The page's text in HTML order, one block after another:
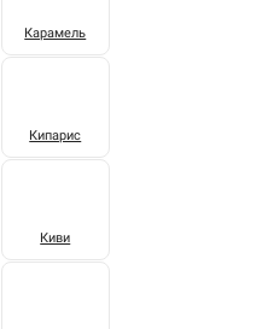
Карамель
Кипарис
Киви